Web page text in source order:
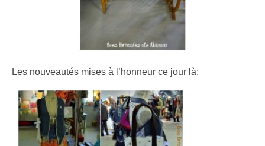
Les nouveautés mises à l’honneur ce jour là: